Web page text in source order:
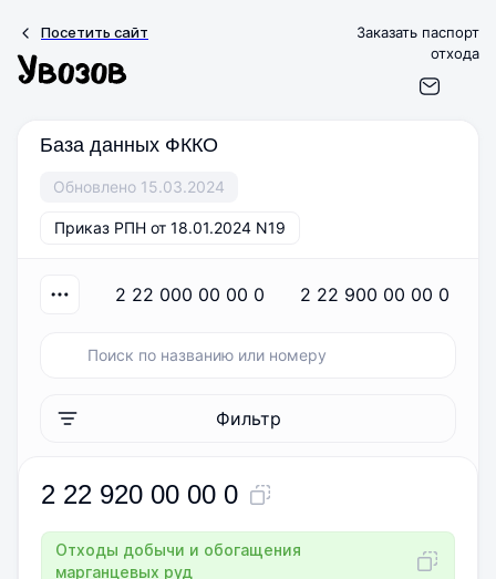
Посетить сайт
Заказать паспорт
отхода
База данных ФККО
Обновлено 15.03.2024
Приказ РПН от 18.01.2024 N19
2 22 000 00 00 0 2 22 900 00 00 0
Фильтр
2 22 920 00 00 0
Отходы добычи и обогащения
марганцевых руд